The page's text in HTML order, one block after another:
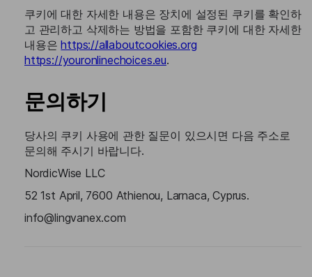
쿠키에 대한 자세한 내용은 장치에 설정된 쿠키를 확인하
고 관리하고 삭제하는 방법을 포함한 쿠키에 대한 자세한
내용은https://allaboutcookies.org
https://youronlinechoices.eu.
문의하기
당사의 쿠키 사용에 관한 질문이 있으시면 다음 주소로
문의해 주시기 바랍니다.
NordicWise LLC
52 1st April, 7600 Athienou, Larnaca, Cyprus.
info@lingvanex.com